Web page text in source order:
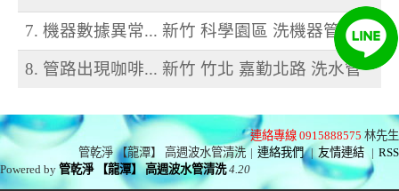
7. 機器數據異常... 新竹 科學園區 洗機器管路
8. 管路出現咖啡... 新竹 竹北 嘉勤北路 洗水管
連絡專線 0915888575 林先生
管乾淨 【龍潭】 高週波水管清洗 | 連絡我們 | 友情連結 | RSS
Powered by管乾淨 【龍潭】 高週波水管清洗 4.20